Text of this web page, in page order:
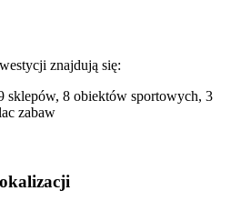
znajdują się:
sklepów, 8 obiektów sportowych, 3
zabaw